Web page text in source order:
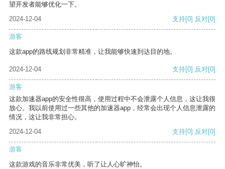
望开发者能够优化一下。
2024-12-04
支持[0] 反对[0]
游客
这款app的路线规划非常精准，让我能够快速到达目的地。
2024-12-04 支持[0] 反对[0]
游客
这款加速器app的安全性很高，使用过程中不会泄露个人信息，这让我很
放心。我以前使用过一些其他的加速器app，经常会出现个人信息泄露的
情况，这让我非常担心。
2024-12-04
支持[0] 反对[0]
游客
这款游戏的音乐非常优美，听了让人心旷神怡。